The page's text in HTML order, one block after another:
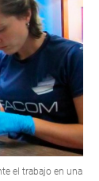
el trabajo en una